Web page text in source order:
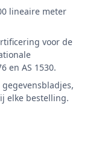
lineaire meter
voor de
en AS 1530.
elke bestelling.